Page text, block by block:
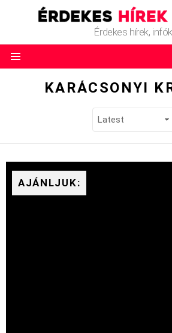
Érdekes hírek,
KARÁCSONYI
AJÁNLJUK: